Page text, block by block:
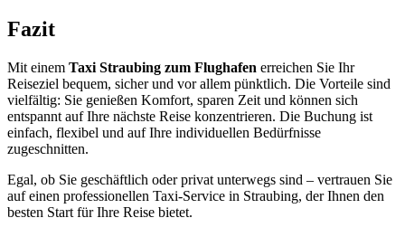
Fazit
Mit einem Taxi Straubing zum Flughafen erreichen Sie Ihr
Reiseziel bequem, sicher und vor allem pünktlich. Die Vorteile sind
vielfältig: Sie genießen Komfort, sparen Zeit und können sich
entspannt auf Ihre nächste Reise konzentrieren. Die Buchung ist
einfach, flexibel und auf Ihre individuellen Bedürfnisse
zugeschnitten.
Egal, ob Sie geschäftlich oder privat unterwegs sind – vertrauen Sie
auf einen professionellen Taxi-Service in Straubing, der Ihnen den
besten Start für Ihre Reise bietet.